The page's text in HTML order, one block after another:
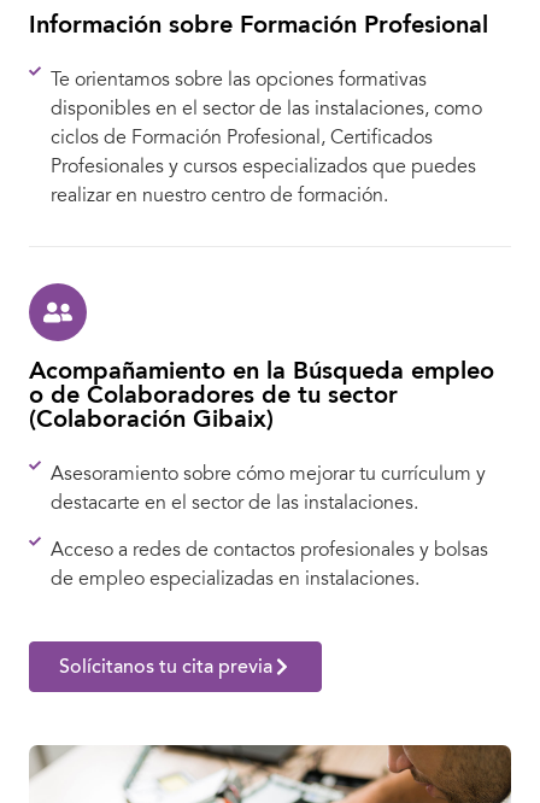
Información sobre Formación Profesional
Te orientamos sobre las opciones formativas
disponibles en el sector de las instalaciones, como
ciclos de Formación Profesional, Certificados
Profesionales y cursos especializados que puedes
realizar en nuestro centro de formación.
Acompañamiento en la Búsqueda empleo
o de Colaboradores de tu sector
(Colaboración Gibaix)
Asesoramiento sobre cómo mejorar tu currículum y
destacarte en el sector de las instalaciones.
Acceso a redes de contactos profesionales y bolsas
de empleo especializadas en instalaciones.
Solícitanos tu cita previa